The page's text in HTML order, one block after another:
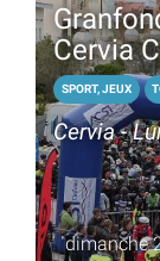
Cervia
SPORT, JEUX
Cervia -
dimanche